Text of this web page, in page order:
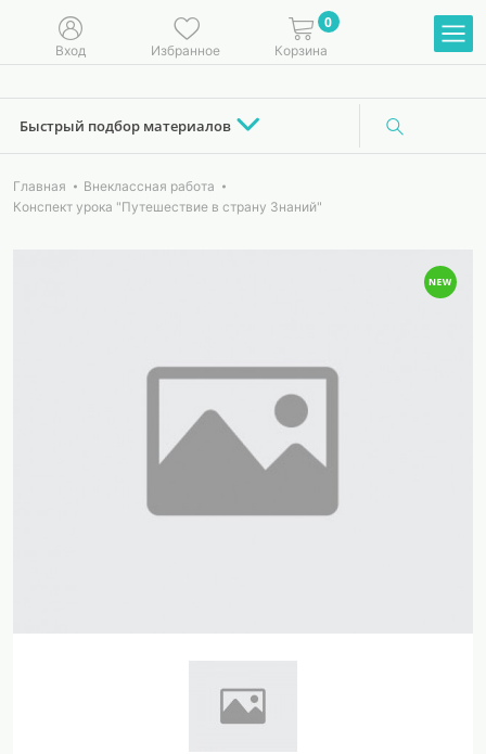
Вход Избранное
0
Корзина
Быстрый подбор материалов
Главная
Внеклассная работа
Конспект урока "Путешествие в страну Знаний"